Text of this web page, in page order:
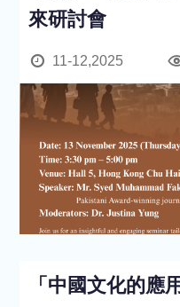
來研討會
11-12,2025
「中國文化的應